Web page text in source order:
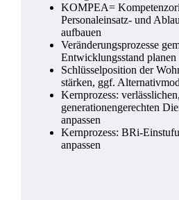
KOMPEA=
Personaleinsatz- und
aufbauen
Veränderungsprozesse
Entwicklungsstand planen
Schlüsselposition der
stärken, ggf.
Kernprozess:
generationengerechten
anpassen
Kernprozess: BRi-
anpassen